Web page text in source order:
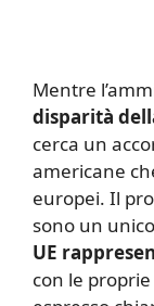
Mentre
disparità
cerca un
americane
europei. Il
sono un
UE
con le